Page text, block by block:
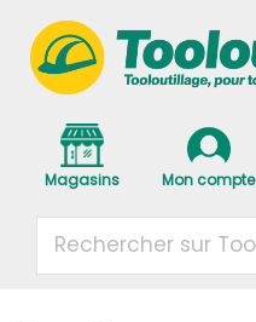
Magasins Mon compte